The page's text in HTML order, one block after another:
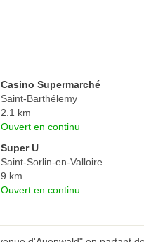
Casino Supermarché
Saint-Barthélemy
2.1 km
Ouvert en continu
Super U
Saint-Sorlin-en-Valloire
9 km
Ouvert en continu